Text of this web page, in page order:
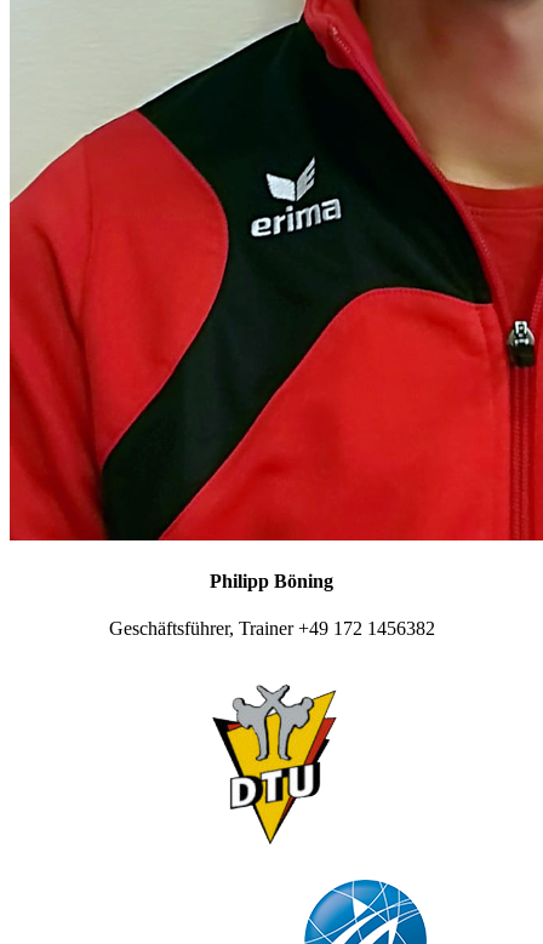
Philipp Böning
Geschäftsführer, Trainer +49 172 1456382